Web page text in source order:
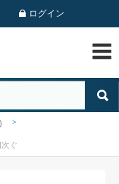
ログイン
ぐ